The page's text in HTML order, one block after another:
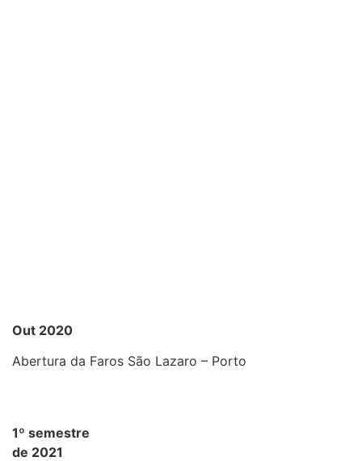
Out 2020
Abertura da Faros São Lazaro – Porto
1º semestre
de 2021